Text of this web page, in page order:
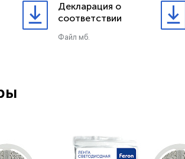
Декларация о
соответствии
Файл мб.